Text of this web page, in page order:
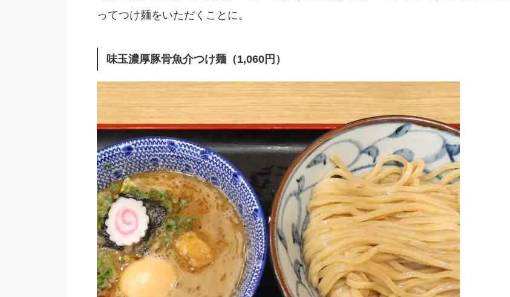
ってつけ麺をいただくことに。
味玉濃厚豚骨魚介つけ麺（1,060円）